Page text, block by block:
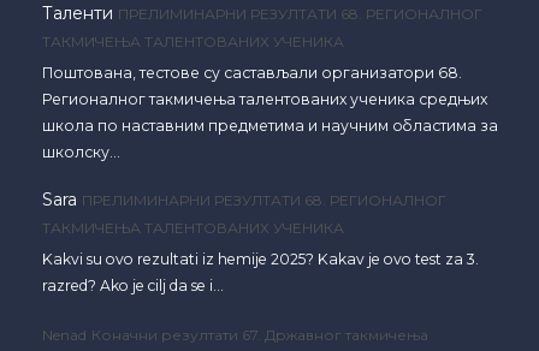
Таленти ПРЕЛИМИНАРНИ РЕЗУЛТАТИ 68. РЕГИОНАЛНОГ
ТАКМИЧЕЊА ТАЛЕНТОВАНИХ УЧЕНИКА
Поштована, тестове су састављали организатори 68.
Регионалног такмичења талентованих ученика средњих
школа по наставним предметима и научним областима за
школску…
Sara ПРЕЛИМИНАРНИ РЕЗУЛТАТИ 68. РЕГИОНАЛНОГ
ТАКМИЧЕЊА ТАЛЕНТОВАНИХ УЧЕНИКА
Kakvi su ovo rezultati iz hemije 2025? Kakav je ovo test za 3.
razred? Ako je cilj da se i…
Nenad Коначни резултати 67. Државног такмичења